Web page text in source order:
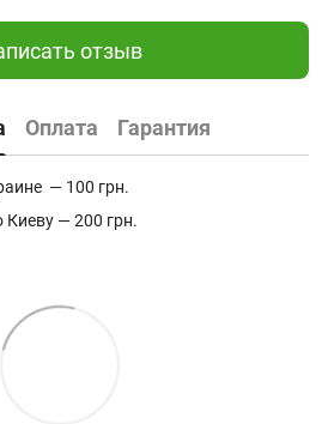
отзыв
Оплата Гарантия
— 100 грн.
Киеву — 200 грн.